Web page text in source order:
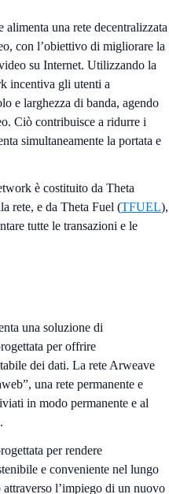
alimenta una rete decentralizzata
con l’obiettivo di migliorare la
su Internet. Utilizzando la
incentiva gli utenti a
e larghezza di banda, agendo
Ciò contribuisce a ridurre i
simultaneamente la portata e
è costituito da Theta
rete, e da Theta Fuel (TFUEL),
tutte le transazioni e le
una soluzione di
per offrire
dei dati. La rete Arweave
una rete permanente e
in modo permanente e al
per rendere
e conveniente nel lungo
l’impiego di un nuovo